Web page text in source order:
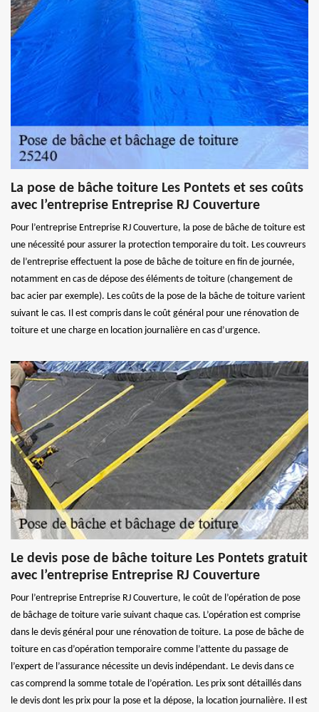
La pose de bâche toiture Les Pontets et ses coûts
avec l’entreprise Entreprise RJ Couverture
Pour l’entreprise Entreprise RJ Couverture, la pose de bâche de toiture est
une nécessité pour assurer la protection temporaire du toit. Les couvreurs
de l’entreprise effectuent la pose de bâche de toiture en fin de journée,
notamment en cas de dépose des éléments de toiture (changement de
bac acier par exemple). Les coûts de la pose de la bâche de toiture varient
suivant le cas. Il est compris dans le coût général pour une rénovation de
toiture et une charge en location journalière en cas d’urgence.
Le devis pose de bâche toiture Les Pontets gratuit
avec l’entreprise Entreprise RJ Couverture
Pour l’entreprise Entreprise RJ Couverture, le coût de l’opération de pose
de bâchage de toiture varie suivant chaque cas. L’opération est comprise
dans le devis général pour une rénovation de toiture. La pose de bâche de
toiture en cas d’opération temporaire comme l’attente du passage de
l’expert de l’assurance nécessite un devis indépendant. Le devis dans ce
cas comprend la somme totale de l’opération. Les prix sont détaillés dans
le devis dont les prix pour la pose et la dépose, la location journalière. Il est